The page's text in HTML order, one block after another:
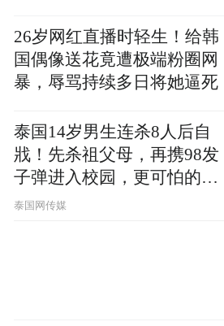
26岁网红直播时轻生！给韩
国偶像送花竟遭极端粉圈网
暴，辱骂持续多日将她逼死
泰国14岁男生连杀8人后自
戕！先杀祖父母，再携98发
子弹进入校园，更可怕的细
节公布了
泰国网传媒